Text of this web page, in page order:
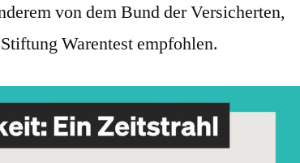
von dem Bund der Versicherten,
Warentest empfohlen.